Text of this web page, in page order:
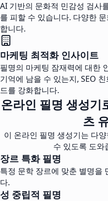
AI 기반의 문화적 민감성 검사
를 피할 수 있습니다. 다양한
합니다.
마케팅 최적화 인사이트
필명의 마케팅 잠재력에 대한
기억에 남을 수 있는지, SEO
드를 강화합니다.
온라인 필명 생성기
츠
이 온라인 필명 생성기는 다
수 있도록 도와
장르 특화 필명
특정 문학 장르에 맞춘 별명을
다.
성 중립적 필명